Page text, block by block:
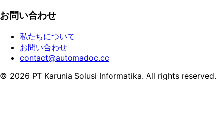
お問い合わせ
私たちについて
お問い合わせ
contact@automadoc.cc
© 2026 PT Karunia Solusi Informatika. All rights reserved.